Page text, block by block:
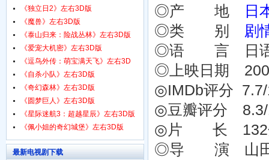
◎产 地
日
◎类 别 剧
◎语 言 日
◎上映日期
◎IMDb评分 7.7/
◎豆瓣评分 8.3/
◎片 长 132
◎导 演 山田
《独立日2》左右3D版
《魔兽》左右3D版
《泰山归来：险战丛林》左右3D版
《爱宠大机密》左右3D版
《逗鸟外传：萌宝满天飞》左右3D
版
《自杀小队》左右3D版
《奇幻森林》左右3D版
《圆梦巨人》左右3D版
《星际迷航3：超越星辰》左右3D版
《佩小姐的奇幻城堡》左右3D版
最新电视剧下载